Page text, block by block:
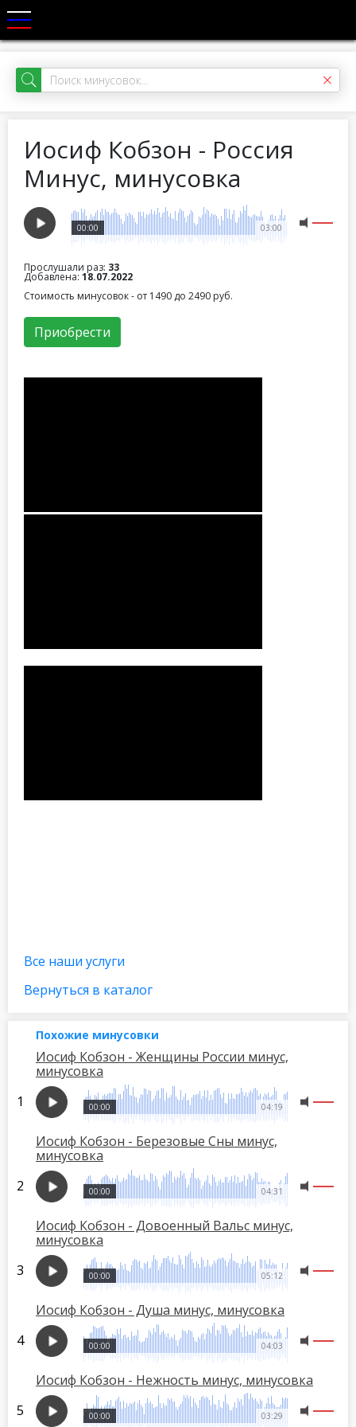
Иосиф Кобзон - Россия
Минус, минусовка
03:00
00:00
Прослушали раз: 33
Добавлена: 18.07.2022
Стоимость минусовок - от 1490 до 2490 руб.
Приобрести
Все наши услуги
Вернуться в каталог
Похожие минусовки
Иосиф Кобзон - Женщины России минус,
минусовка
04:19
00:00
Иосиф Кобзон - Березовые Сны минус,
минусовка
04:31
00:00
Иосиф Кобзон - Довоенный Вальс минус,
минусовка
05:12
00:00
Иосиф Кобзон - Душа минус, минусовка
04:03
00:00
Иосиф Кобзон - Нежность минус, минусовка
03:29
00:00